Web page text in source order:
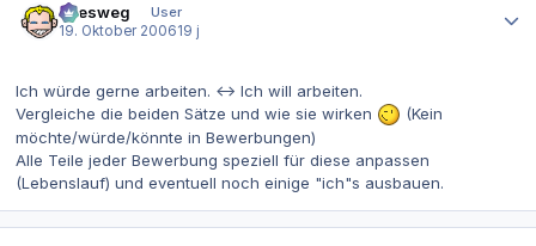
allesweg
User
19. Oktober 200619 j
Ich würde gerne arbeiten. <-> Ich will arbeiten.
Vergleiche die beiden Sätze und wie sie wirken
(Kein
möchte/würde/könnte in Bewerbungen)
Alle Teile jeder Bewerbung speziell für diese anpassen
(Lebenslauf) und eventuell noch einige "ich"s ausbauen.